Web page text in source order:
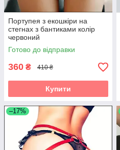
Портупея з екошкіри на
стегнах з бантиками колір
червоний
Готово до відправки
360 ₴ 410 ₴
Купити
–17%